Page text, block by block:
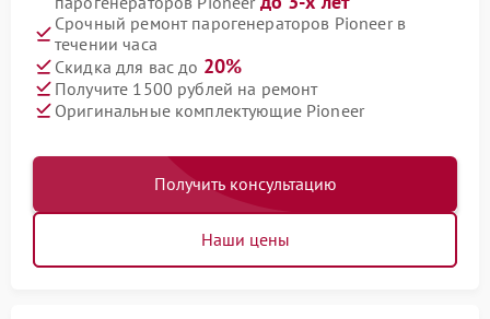
Срочный ремонт парогенераторов Pioneer в
течении часа
Скидка для вас до 20%
Получите 1500 рублей на ремонт
Оригинальные комплектующие Pioneer
Получить консультацию
Наши цены